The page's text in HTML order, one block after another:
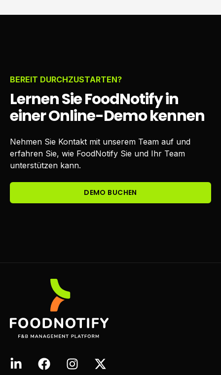
BEREIT DURCHZUSTARTEN?
Lernen Sie FoodNotify in
einer Online-Demo kennen
Nehmen Sie Kontakt mit unserem Team auf und
erfahren Sie, wie FoodNotify Sie und Ihr Team
unterstützen kann.
DEMO BUCHEN